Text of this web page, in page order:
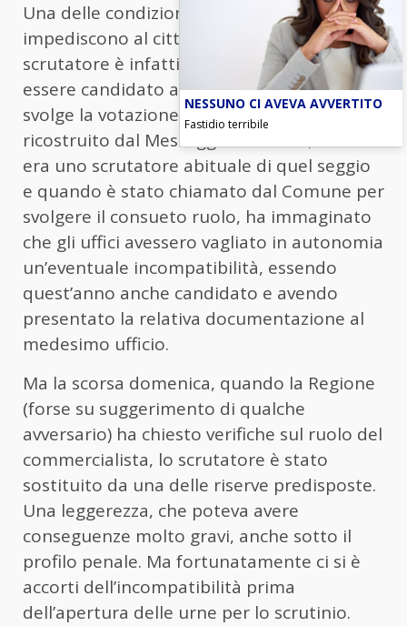
Una delle condizioni principali che
impediscono al cittadino di fare lo
scrutatore è infatti proprio quella di non
essere candidato alle elezioni per le quali si
svolge la votazione. In base a quanto
ricostruito dal Messaggero Veneto, l’uomo
era uno scrutatore abituale di quel seggio
e quando è stato chiamato dal Comune per
svolgere il consueto ruolo, ha immaginato
che gli uffici avessero vagliato in autonomia
un’eventuale incompatibilità, essendo
quest’anno anche candidato e avendo
presentato la relativa documentazione al
medesimo ufficio.
Ma la scorsa domenica, quando la Regione
(forse su suggerimento di qualche
avversario) ha chiesto verifiche sul ruolo del
commercialista, lo scrutatore è stato
sostituito da una delle riserve predisposte.
Una leggerezza, che poteva avere
conseguenze molto gravi, anche sotto il
profilo penale. Ma fortunatamente ci si è
accorti dell’incompatibilità prima
dell’apertura delle urne per lo scrutinio.
NESSUNO CI AVEVA AVVERTITO
Fastidio terribile